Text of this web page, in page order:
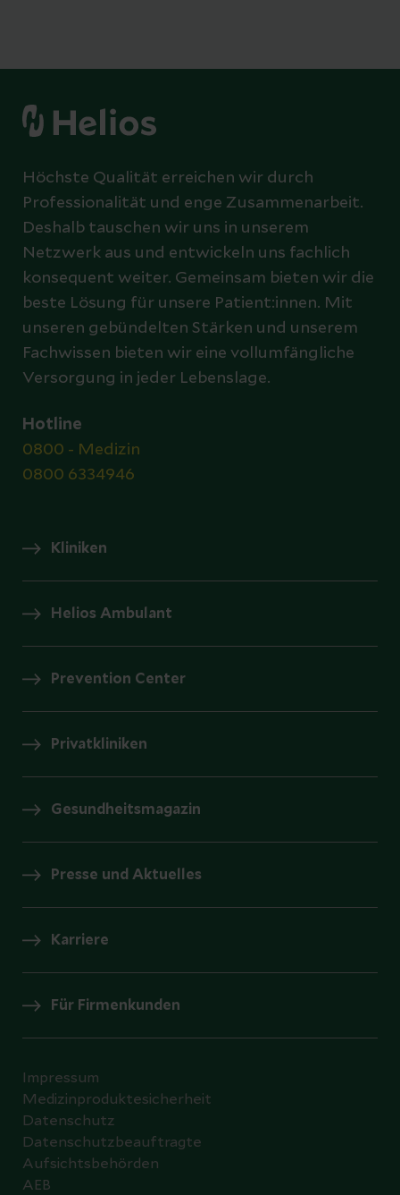
Höchste Qualität erreichen wir durch
Professionalität und enge Zusammenarbeit.
Deshalb tauschen wir uns in unserem
Netzwerk aus und entwickeln uns fachlich
konsequent weiter. Gemeinsam bieten wir die
beste Lösung für unsere Patient:innen. Mit
unseren gebündelten Stärken und unserem
Fachwissen bieten wir eine vollumfängliche
Versorgung in jeder Lebenslage.
Hotline
0800 - Medizin
0800 6334946
Kliniken
Helios Ambulant
Prevention Center
Privatkliniken
Gesundheitsmagazin
Presse und Aktuelles
Karriere
Für Firmenkunden
Impressum
Medizinproduktesicherheit
Datenschutz
Datenschutzbeauftragte
Aufsichtsbehörden
AEB